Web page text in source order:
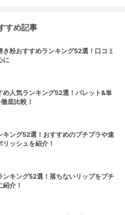
すめ記事
き粉おすすめランキング52選！口コミ
に
め人気ランキング52選！パレット&単
底比較！
キング52選！おすすめのプチプラや速
ッシュを紹介！
ンキング52選！落ちないリップをプチ
介！